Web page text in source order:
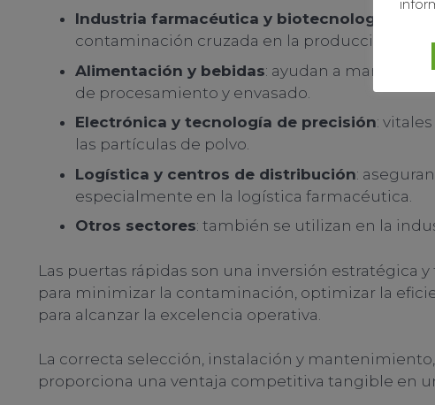
Industria farmacéutica y biotecnología
:
contaminación cruzada en la producción de
Alimentación y bebidas: ayudan a mantener
de procesamiento y envasado.
Electrónica y tecnología de precisión:
las partículas de polvo.
Logística y centros de distribución:
especialmente en la logística farmacéutica.
Otros sectores: también se utilizan en la
Las puertas rápidas son una inversión estratégica
para minimizar la contaminación, optimizar la
para alcanzar la excelencia operativa.
La correcta selección, instalación y
proporciona una ventaja competitiva tangible en